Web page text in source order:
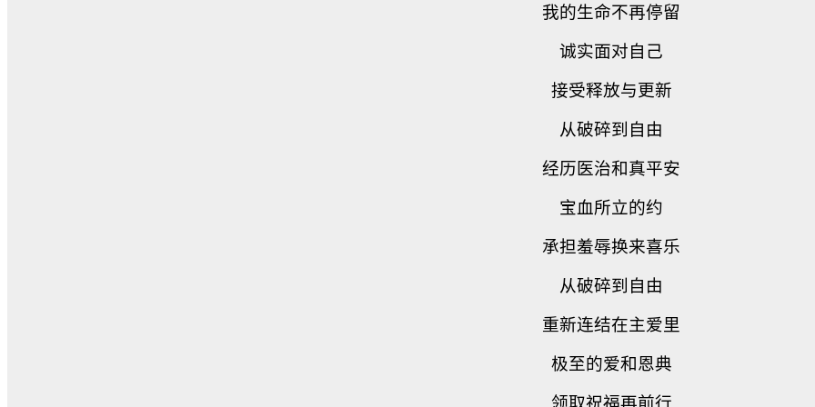
我的生命不再停留
诚实面对自己
接受释放与更新
从破碎到自由
经历医治和真平安
宝血所立的约
承担羞辱换来喜乐
从破碎到自由
重新连结在主爱里
极至的爱和恩典
领取祝福再前行